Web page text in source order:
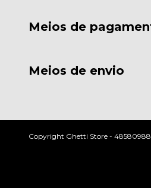
Meios de
Meios de envio
Copyright Ghetti Store -